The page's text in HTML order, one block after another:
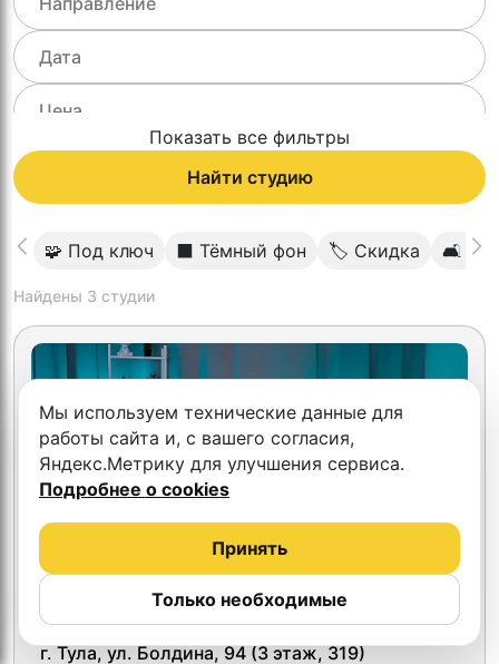
Показать все фильтры
Найти студию
🧩 Под ключ ⬛️ Тёмный фон 🏷 Скидка 🛋
Найдены 3 студии
Парафраз
г. Тула, ул. Болдина, 94 (3 этаж, 319)
Мы используем технические данные для
работы сайта и, с вашего согласия,
Яндекс.Метрику для улучшения сервиса.
Подробнее о cookies
Только необходимые
Принять